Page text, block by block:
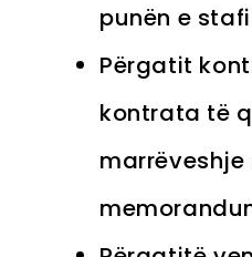
punën e
Përgatit
kontrata të
marrëveshje